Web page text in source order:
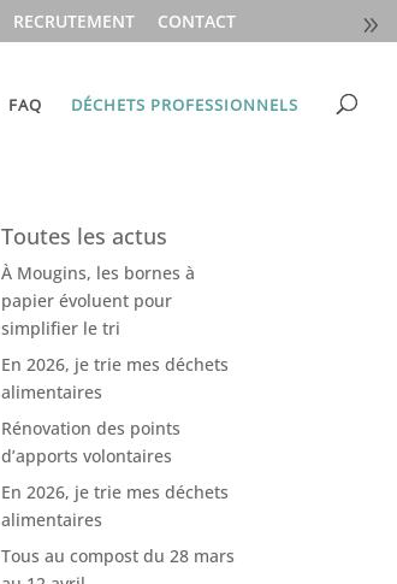
RECRUTEMENT CONTACT
FAQ DÉCHETS PROFESSIONNELS
Toutes les actus
À Mougins, les bornes à
papier évoluent pour
simplifier le tri
En 2026, je trie mes déchets
alimentaires
Rénovation des points
d’apports volontaires
En 2026, je trie mes déchets
alimentaires
Tous au compost du 28 mars